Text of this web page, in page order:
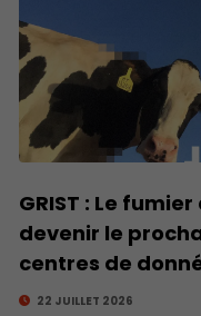
GRIST : Le
devenir le
centres de
22 JUILLET 2026